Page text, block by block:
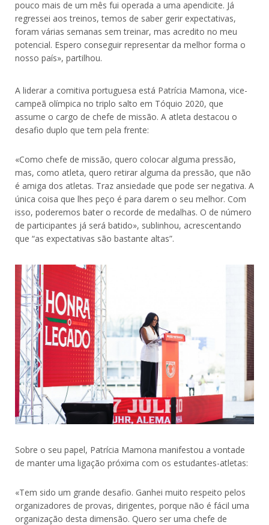
pouco mais de um mês fui operada a uma apendicite. Já
regressei aos treinos, temos de saber gerir expectativas,
foram várias semanas sem treinar, mas acredito no meu
potencial. Espero conseguir representar da melhor forma o
nosso país», partilhou.
A liderar a comitiva portuguesa está Patrícia Mamona, vice-
campeã olímpica no triplo salto em Tóquio 2020, que
assume o cargo de chefe de missão. A atleta destacou o
desafio duplo que tem pela frente:
«Como chefe de missão, quero colocar alguma pressão,
mas, como atleta, quero retirar alguma da pressão, que não
é amiga dos atletas. Traz ansiedade que pode ser negativa. A
única coisa que lhes peço é para darem o seu melhor. Com
isso, poderemos bater o recorde de medalhas. O de número
de participantes já será batido», sublinhou, acrescentando
que “as expectativas são bastante altas”.
Sobre o seu papel, Patrícia Mamona manifestou a vontade
de manter uma ligação próxima com os estudantes-atletas:
«Tem sido um grande desafio. Ganhei muito respeito pelos
organizadores de provas, dirigentes, porque não é fácil uma
organização desta dimensão. Quero ser uma chefe de